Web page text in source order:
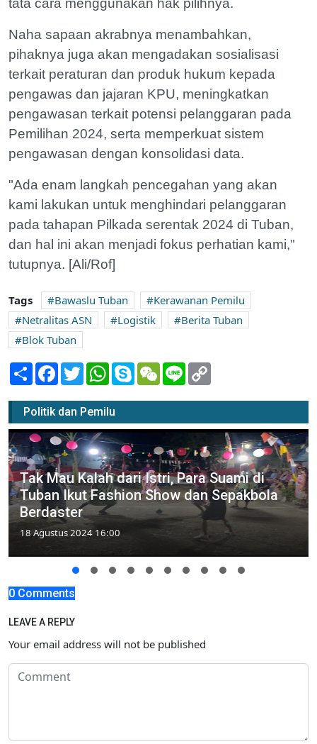
tata cara menggunakan hak pilihnya.
Naha sapaan akrabnya menambahkan,
pihaknya juga akan mengadakan sosialisasi
terkait peraturan dan produk hukum kepada
pengawas dan jajaran KPU, meningkatkan
pengawasan terkait potensi pelanggaran pada
Pemilihan 2024, serta memperkuat sistem
pengawasan dengan konsolidasi data.
"Ada enam langkah pencegahan yang akan
kami lakukan untuk menghindari pelanggaran
pada tahapan Pilkada serentak 2024 di Tuban,
dan hal ini akan menjadi fokus perhatian kami,"
tutupnya. [Ali/Rof]
Tags Bawaslu Tuban
Kerawanan Pemilu
Netralitas ASN
Logistik
Berita Tuban
Blok Tuban
Share Facebook
TwitterWhatsApp
SkypeWeChatLine
Politik dan Pemilu
Tak Mau Kalah dari Istri, Para Suami di
Tuban Ikut Fashion Show dan Sepakbola
Berdaster
18 Agustus 2024 16:00
0 Comments
LEAVE A REPLY
Your email address will not be published